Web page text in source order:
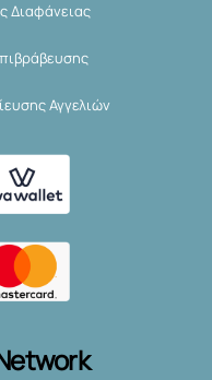
Διαφάνειας
Αγγελιών